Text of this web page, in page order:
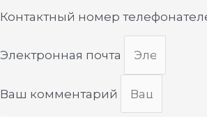
Контактный номер
Электронная почта
Ваш комментарий